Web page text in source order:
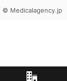
© Medicalagency.jp